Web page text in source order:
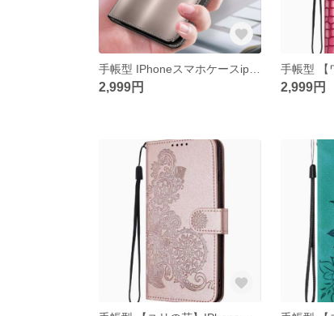
2,999円 2,999円